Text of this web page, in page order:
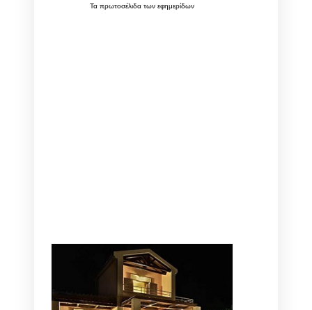
Τα πρωτοσέλιδα των εφημερίδων